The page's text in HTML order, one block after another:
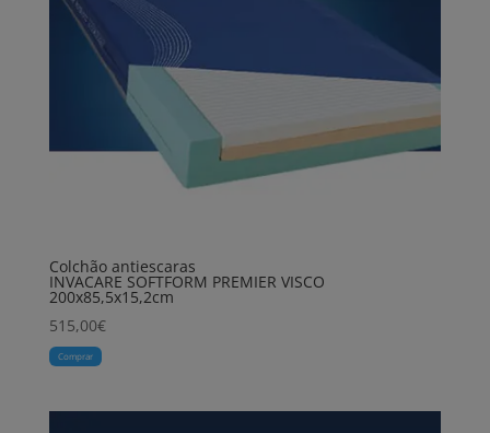
Colchão antiescaras
INVACARE SOFTFORM PREMIER VISCO
200x85,5x15,2cm
515,00€
Comprar